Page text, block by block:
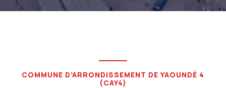
COMMUNE D’ARRONDISSEMENT DE YAOUNDÉ 4
(CAY4)